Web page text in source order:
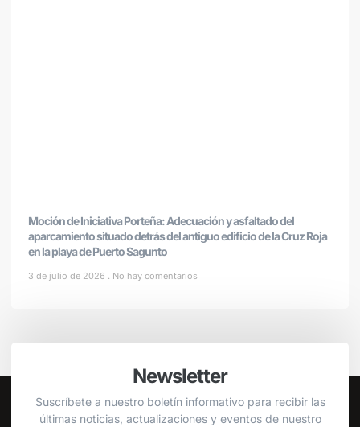
Moción de Iniciativa Porteña: Adecuación y asfaltado del
aparcamiento situado detrás del antiguo edificio de la Cruz Roja
en la playa de Puerto Sagunto
3 de julio de 2026 No hay comentarios
Newsletter
Suscríbete a nuestro boletín informativo para recibir las
últimas noticias, actualizaciones y eventos de nuestro